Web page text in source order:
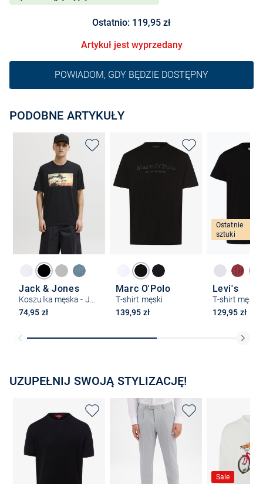
Ostatnio: 119,95 zł
Artykuł jest wyprzedany
POWIADOM, GDY BĘDZIE DOSTĘPNY
PODOBNE ARTYKUŁY
Jack & Jones
Koszulka męska - JJIndiana
74,95 zł
Marc O'Polo
T-shirt męski
139,95 zł
Ostatnie
sztuki
Levi's
T-shirt męski
129,95 zł
UZUPEŁNIJ SWOJĄ STYLIZACJĘ!
Sale